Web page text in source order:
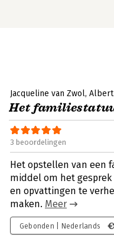
Jacqueline van Zwol Albert
Het
3 beoordelingen
Het opstellen van een
middel om het
en opvattingen te
maken. Meer
Gebonden | Nederlands